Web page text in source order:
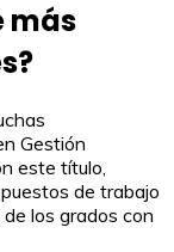
más
Gestión
este título,
de trabajo
los grados con